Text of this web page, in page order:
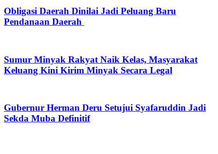
Obligasi Daerah Dinilai Jadi Peluang Baru
Pendanaan Daerah
Sumur Minyak Rakyat Naik Kelas, Masyarakat
Keluang Kini Kirim Minyak Secara Legal
Gubernur Herman Deru Setujui Syafaruddin Jadi
Sekda Muba Definitif